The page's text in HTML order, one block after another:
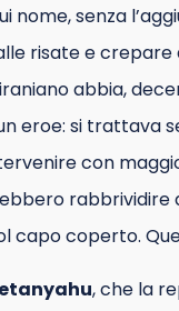
nome, senza
risate e crepare
abbia,
eroe: si trattava
con
rabbrividire
capo coperto.
, che la